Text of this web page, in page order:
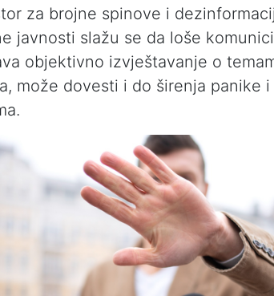
za brojne spinove i
javnosti slažu se da loše
objektivno izvještavanje o
može dovesti i do širenja panike i